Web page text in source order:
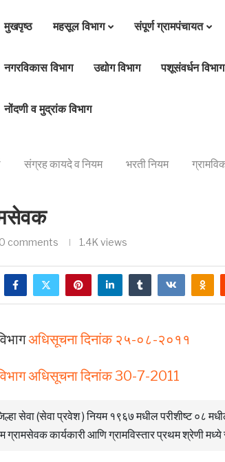
मुखपृष्ठ महसूल विभाग संपूर्ण ग्रामपंचायत
नगरविकास विभाग उद्योग विभाग पशूसंवर्धन विभाग
नोंदणी व मुद्रांक विभाग
संग्रह कायदे व नियम भरती नियम
0 comments 1.4K views
अधिसूचना दिनांक २५-०८-२०११
अधिसूचना दिनांक 30-7-2011
जिल्हा सेवा (सेवा प्रवेश ) नियम १९६७ मधील परीशीष्ट ०८
ग्रामसेवक कार्यकारी आणि ग्रामविस्तार प्रथम श्रेणी